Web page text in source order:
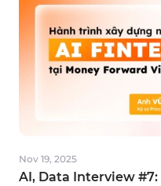
Mar 24, 2026
SynCEO #8 :
most in MFV (CEO
Nov 19, 2025
AI, Data Interview